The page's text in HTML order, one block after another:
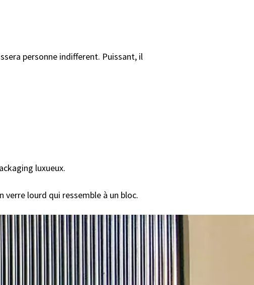
personne indifferent. Puissant, il
luxueux.
lourd qui ressemble à un bloc.